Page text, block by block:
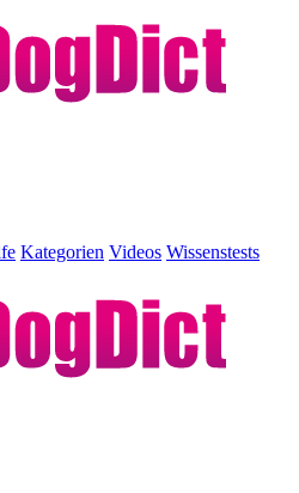
Kategorien Videos Wissenstests